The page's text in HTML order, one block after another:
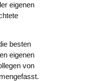
eigenen
besten
eigenen
von